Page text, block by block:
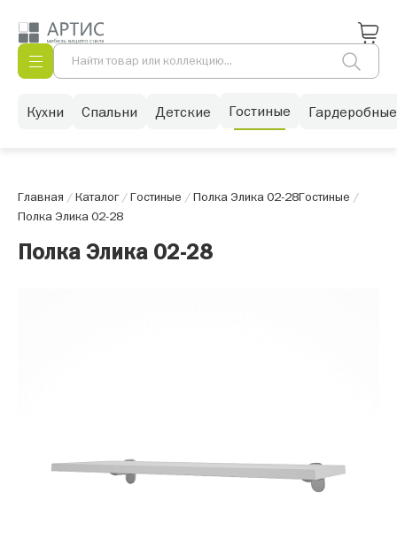
Кухни Спальни Детские Гостиные Гардеробные
Главная /Каталог/Гостиные /Полка Элика 02-28Гостиные /
Полка Элика 02-28
Полка Элика 02-28